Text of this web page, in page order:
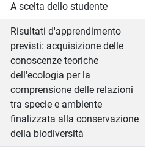
A scelta dello studente
Risultati d'apprendimento
previsti: acquisizione delle
conoscenze teoriche
dell'ecologia per la
comprensione delle relazioni
tra specie e ambiente
finalizzata alla conservazione
della biodiversità